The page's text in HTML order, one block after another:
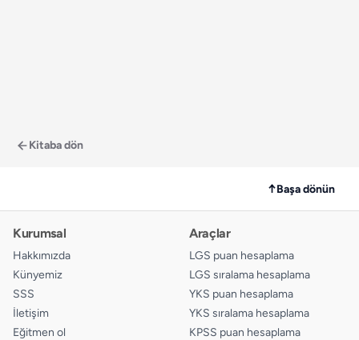
Kitaba dön
↑Başa dönün
Kurumsal
Hakkımızda
Künyemiz
SSS
İletişim
Eğitmen ol
Araçlar
LGS puan hesaplama
LGS sıralama hesaplama
YKS puan hesaplama
YKS sıralama hesaplama
KPSS puan hesaplama